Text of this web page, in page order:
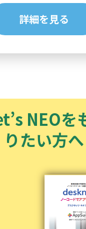
詳細を見る
NEOを
りたい方へ